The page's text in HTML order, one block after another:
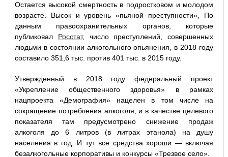
Остается высокой смертность в подростковом и молодом
возрасте. Высок и уровень «пьяной преступности», По
данным правоохранительных органов, которые
публиковал Росстат, число преступлений, совершенных
людьми в состоянии алкогольного опьянения, в 2018 году
составило 351,6 тыс. против 401 тыс. в 2015 году.
Утвержденный в 2018 году федеральный проект
«Укрепление общественного здоровья» в рамках
нацпроекта «Демография» нацелен в том числе на
сокращение потребления алкоголя, и в качестве целевого
показателя там предусмотрено снижение продаж
алкоголя до 6 литров (в литрах этанола) на душу
населения в год. И тут все средства хороши — включая
безалкогольные корпоративы и конкурсы «Трезвое село».